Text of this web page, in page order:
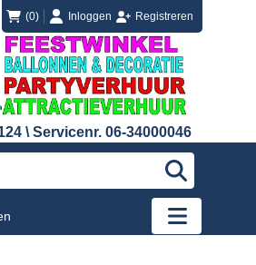
(0) loginInloggen
registreren Registreren
\ Servicenr. 06-34000046
"Zoeken
"Toggle